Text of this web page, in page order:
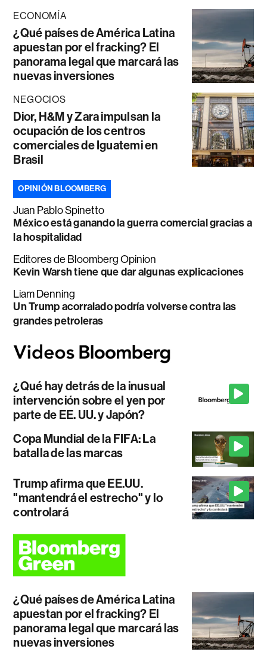
ECONOMÍA
¿Qué países de América Latina
apuestan por el fracking? El
panorama legal que marcará las
nuevas inversiones
NEGOCIOS
Dior, H&M y Zara impulsan la
ocupación de los centros
comerciales de Iguatemi en
Brasil
OPINIÓN BLOOMBERG
Juan Pablo Spinetto
México está ganando la guerra comercial gracias a
la hospitalidad
Editores de Bloomberg Opinion
Kevin Warsh tiene que dar algunas explicaciones
Liam Denning
Un Trump acorralado podría volverse contra las
grandes petroleras
¿Qué hay detrás de la inusual
intervención sobre el yen por
parte de EE. UU. y Japón?
Copa Mundial de la FIFA: La
batalla de las marcas
Trump afirma que EE.UU.
"mantendrá el estrecho" y lo
controlará
¿Qué países de América Latina
apuestan por el fracking? El
panorama legal que marcará las
nuevas inversiones